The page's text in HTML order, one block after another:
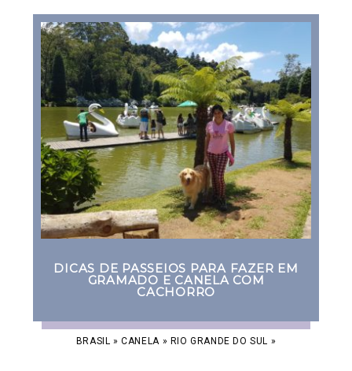
DICAS DE PASSEIOS PARA FAZER EM
GRAMADO E CANELA COM
CACHORRO
BRASIL »CANELA» RIO GRANDE DO SUL »